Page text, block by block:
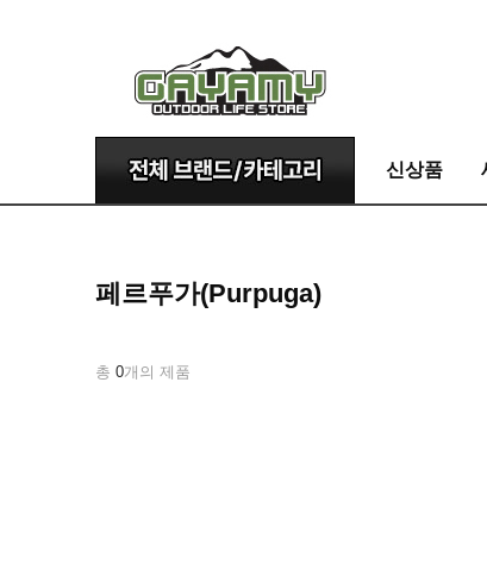
신상품
페르푸가(Purpuga)
총 0개의 제품